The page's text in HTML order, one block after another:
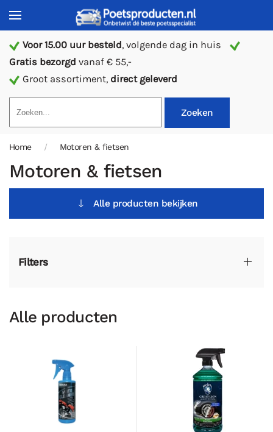
Voor 15.00 uur besteld, volgende dag in huis
Gratis bezorgd vanaf € 55,-
Groot assortiment, direct geleverd
Zoeken
Home Motoren & fietsen
Motoren & fietsen
Alle producten bekijken
Alle producten
Filters